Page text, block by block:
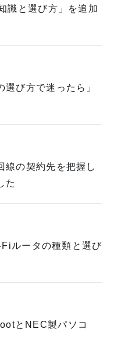
識と選び方」を追加
び方で迷ったら」
線の契約先を把握し
た
ルータの種類と選び
とNEC製パソコ